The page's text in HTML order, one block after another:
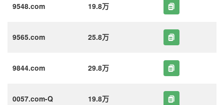
9548.com 19.8万
9565.com 25.8万
9844.com 29.8万
0057.com-Q 19.8万